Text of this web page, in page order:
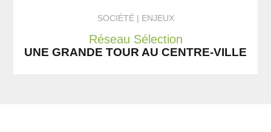
SOCIÉTÉ ENJEUX
Réseau Sélection
UNE GRANDE TOUR AU CENTRE-VILLE